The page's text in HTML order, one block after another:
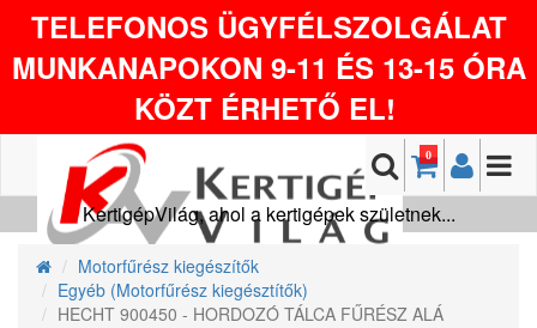
TELEFONOS ÜGYFÉLSZOLGÁLAT
MUNKANAPOKON 9-11 ÉS 13-15 ÓRA
KÖZT ÉRHETŐ EL!
0
KertigépVilág, ahol a kertigépek születnek...
Motorfűrész kiegészítők
Egyéb (Motorfűrész kiegésztítők)
HECHT 900450 - HORDOZÓ TÁLCA FŰRÉSZ ALÁ